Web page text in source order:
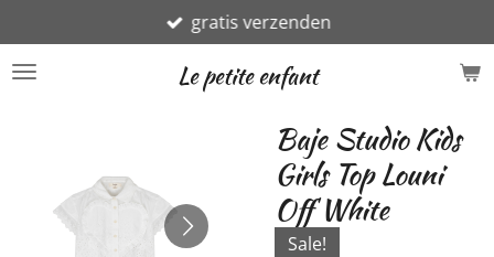
direct
naar
Le petite enfant
gratis verzenden
Baje Studio Kids
Girls Top Louni
Off White
Sale!